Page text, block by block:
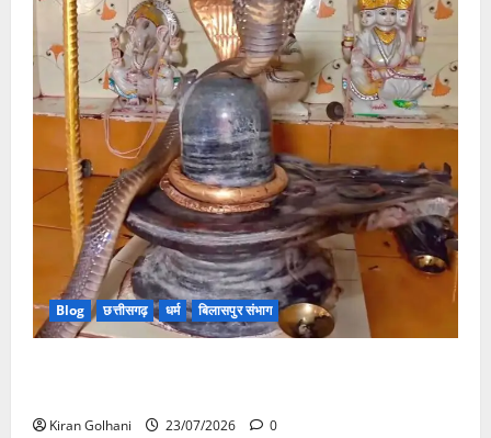
Blog छत्तीसगढ़ धर्म बिलासपुर संभाग
Kiran Golhani 23/07/2026 0